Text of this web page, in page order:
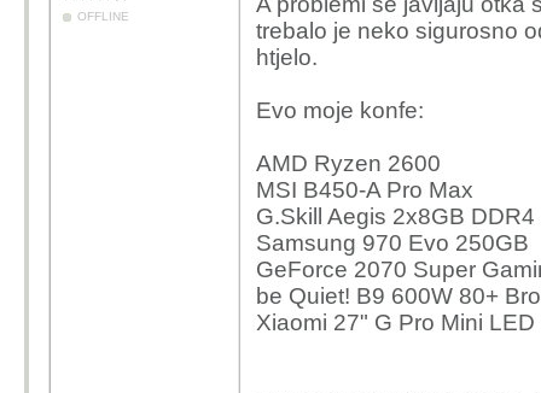
OFFLINE
trebalo je neko sigurosno
htjelo.
Evo moje konfe:
AMD Ryzen 2600
MSI B450-A Pro Max
G.Skill Aegis 2x8GB
Samsung 970 Evo 250GB
GeForce 2070 Super
be Quiet! B9 600W 80+
Xiaomi 27" G Pro Mini LED